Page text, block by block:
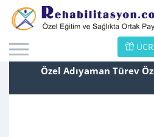
Özel Adıyaman Türev